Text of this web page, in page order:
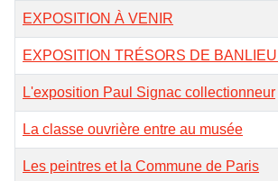
EXPOSITION À VENIR
EXPOSITION TRÉSORS DE
L'exposition Paul Signac collectionneur
La classe ouvrière entre au musée
Les peintres et la Commune de Paris